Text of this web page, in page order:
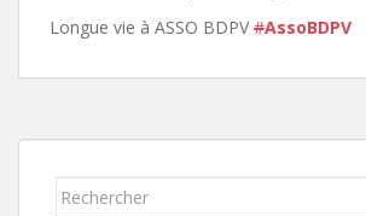
Longue vie à ASSO BDPV#AssoBDPV
Rechercher...